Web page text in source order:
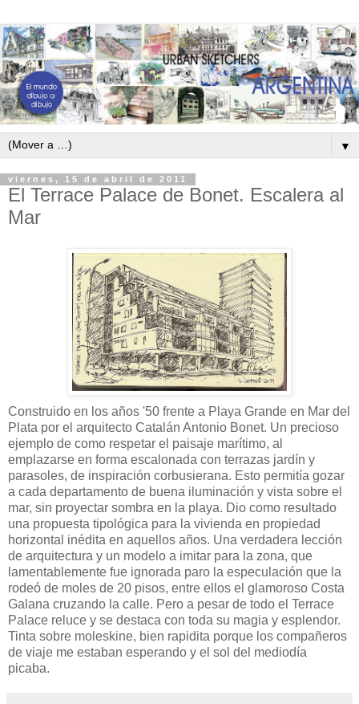
▼
viernes, 15 de abril de 2011
El Terrace Palace de Bonet. Escalera al
Mar
Construido en los años '50 frente a Playa Grande en Mar del
Plata por el arquitecto Catalán Antonio Bonet. Un precioso
ejemplo de como respetar el paisaje marítimo, al
emplazarse en forma escalonada con terrazas jardín y
parasoles, de inspiración corbusierana. Esto permitía gozar
a cada departamento de buena iluminación y vista sobre el
mar, sin proyectar sombra en la playa. Dio como resultado
una propuesta tipológica para la vivienda en propiedad
horizontal inédita en aquellos años. Una verdadera lección
de arquitectura y un modelo a imitar para la zona, que
lamentablemente fue ignorada paro la especulación que la
rodeó de moles de 20 pisos, entre ellos el glamoroso Costa
Galana cruzando la calle. Pero a pesar de todo el Terrace
Palace reluce y se destaca con toda su magia y esplendor.
Tinta sobre moleskine, bien rapidita porque los compañeros
de viaje me estaban esperando y el sol del mediodía
picaba.